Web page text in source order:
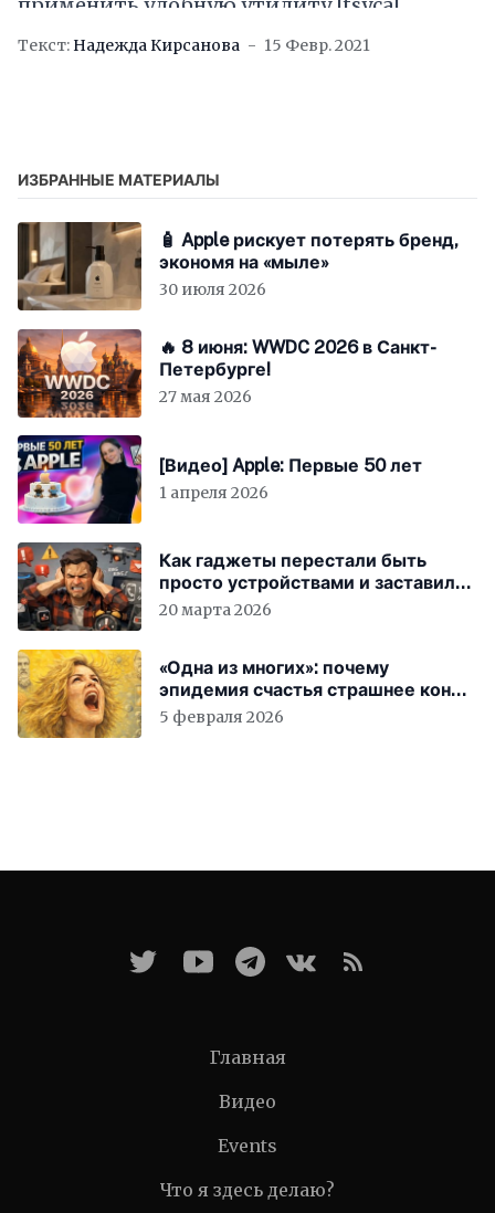
идеально дополняющий своими
Текст: Надежда Кирсанова 15 Февр. 2021
ИЗБРАННЫЕ МАТЕРИАЛЫ
🧴 Apple рискует потерять бренд,
экономя на «мыле»
30 июля 2026
🔥 8 июня: WWDC 2026 в Санкт-
Петербурге!
27 мая 2026
[Видео] Apple: Первые 50 лет
1 апреля 2026
Как гаджеты перестали быть
просто устройствами и заставили
вас бесплатно работать
20 марта 2026
«Одна из многих»: почему
эпидемия счастья страшнее конца
света
5 февраля 2026
Главная
Видео
Events
Что я здесь делаю?